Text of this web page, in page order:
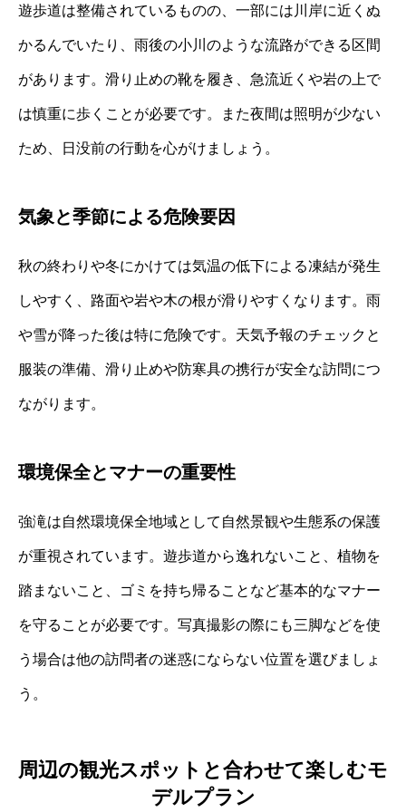
遊歩道は整備されているものの、一部には川岸に近くぬ
かるんでいたり、雨後の小川のような流路ができる区間
があります。滑り止めの靴を履き、急流近くや岩の上で
は慎重に歩くことが必要です。また夜間は照明が少ない
ため、日没前の行動を心がけましょう。
気象と季節による危険要因
秋の終わりや冬にかけては気温の低下による凍結が発生
しやすく、路面や岩や木の根が滑りやすくなります。雨
や雪が降った後は特に危険です。天気予報のチェックと
服装の準備、滑り止めや防寒具の携行が安全な訪問につ
ながります。
環境保全とマナーの重要性
強滝は自然環境保全地域として自然景観や生態系の保護
が重視されています。遊歩道から逸れないこと、植物を
踏まないこと、ゴミを持ち帰ることなど基本的なマナー
を守ることが必要です。写真撮影の際にも三脚などを使
う場合は他の訪問者の迷惑にならない位置を選びましょ
う。
周辺の観光スポットと合わせて楽しむモ
デルプラン